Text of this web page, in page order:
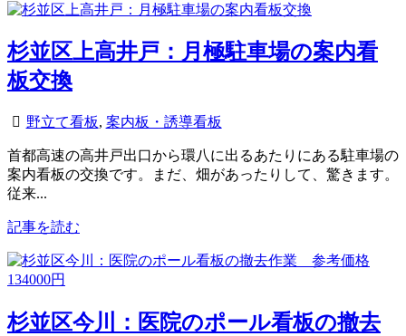
杉並区上高井戸：月極駐車場の案内看
板交換
野立て看板, 案内板・誘導看板
首都高速の高井戸出口から環八に出るあたりにある駐車場の
案内看板の交換です。まだ、畑があったりして、驚きます。
従来...
記事を読む
杉並区今川：医院のポール看板の撤去